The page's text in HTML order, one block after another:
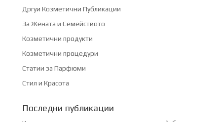
Дргуи Козметични Публикации
За Жената и Семейството
Козметични продукти
Козметични процедури
Статии за Парфюми
Стил и Красота
Последни публикации